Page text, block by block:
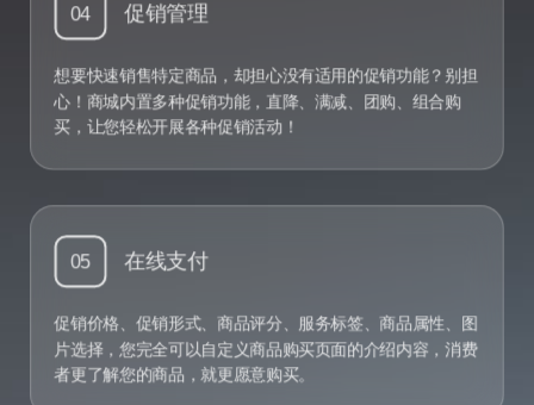
04 促销管理
想要快速销售特定商品，却担心没有适用的促销功能？别担
心！商城内置多种促销功能，直降、满减、团购、组合购
买，让您轻松开展各种促销活动！
05 在线支付
促销价格、促销形式、商品评分、服务标签、商品属性、图
片选择，您完全可以自定义商品购买页面的介绍内容，消费
者更了解您的商品，就更愿意购买。